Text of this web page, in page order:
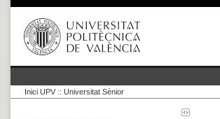
Inici UPV :: Universitat Sènior